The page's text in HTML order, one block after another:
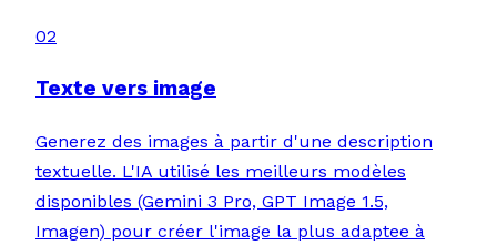
02
Texte vers image
Generez des images à partir d'une description
textuelle. L'IA utilisé les meilleurs modèles
disponibles (Gemini 3 Pro, GPT Image 1.5,
Imagen) pour créer l'image la plus adaptee à